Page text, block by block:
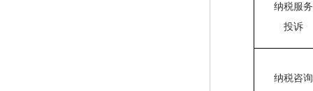
纳税服务
投诉
纳税咨询